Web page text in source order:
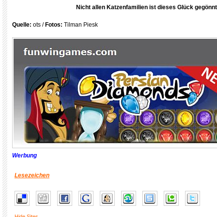
Nicht allen Katzenfamilien ist dieses Glück
Quelle: ots / Fotos: Tilman Piesk
Werbung
Lesezeichen